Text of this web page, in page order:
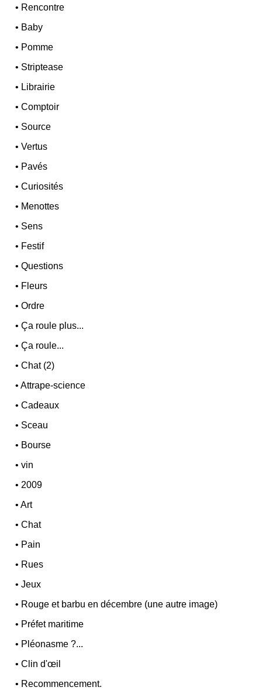
• Rencontre
• Baby
• Pomme
• Striptease
• Librairie
•Comptoir
• Source
•Vertus
• Pavés
•Curiosités
• Menottes
• Sens
• Festif
•Questions
• Fleurs
•Ordre
•Ça roule plus...
•Ça roule...
•Chat (2)
•Attrape-science
•Cadeaux
• Sceau
• Bourse
•vin
• 2009
•Art
•Chat
• Pain
• Rues
•Jeux
• Rouge et barbu en décembre (une autre image)
• Préfet maritime
• Pléonasme ?...
•Clin d'œil
• Recommencement.